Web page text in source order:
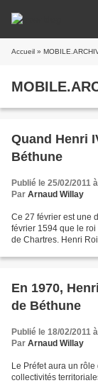
Accueil »
Quand Henri
Béthune
Publié le 25/02/2011
Par Arnaud Willay
Ce 27 février est une
février 1594 que le
de Chartres. Henri
En 1970,
de Béthune
Publié le 18/02/2011
Par Arnaud Willay
Le Préfet aura un
collectivités